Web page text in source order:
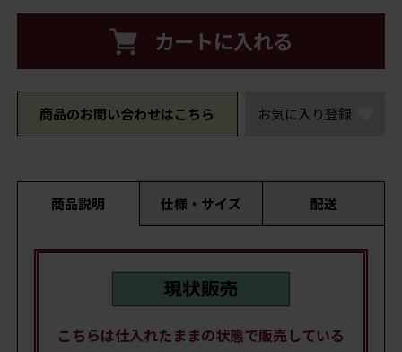
カートに入れる
商品のお問い合わせはこちら お気に入り登録
商品説明 仕様・サイズ 配送
こちらは仕入れたままの状態で販売している